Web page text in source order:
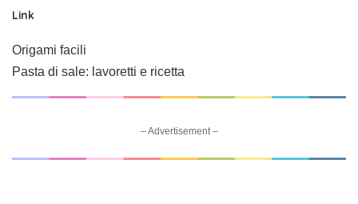
Link
Origami facili
Pasta di sale: lavoretti e ricetta
– Advertisement –